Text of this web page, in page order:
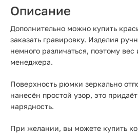
Описание
Дополнительно можно купить
заказать гравировку. Изделия
немного различаться, поэтому
менеджера.
Поверхность рюмки зеркально
нанесён простой узор, это
нарядность.
При желании, вы можете купить